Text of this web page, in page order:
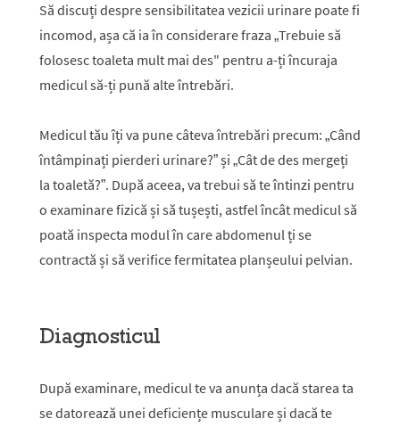
Să discuți despre sensibilitatea vezicii urinare poate fi
incomod, așa că ia în considerare fraza „Trebuie să
folosesc toaleta mult mai des" pentru a-ți încuraja
medicul să-ți pună alte întrebări.
Medicul tău îți va pune câteva întrebări precum: „Când
întâmpinați pierderi urinare?” și „Cât de des mergeți
la toaletă?”. După aceea, va trebui să te întinzi pentru
o examinare fizică și să tușești, astfel încât medicul să
poată inspecta modul în care abdomenul ți se
contractă și să verifice fermitatea planșeului pelvian.
Diagnosticul
După examinare, medicul te va anunța dacă starea ta
se datorează unei deficiențe musculare și dacă te